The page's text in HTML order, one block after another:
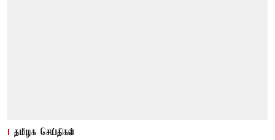
தமிழக செய்திகள்